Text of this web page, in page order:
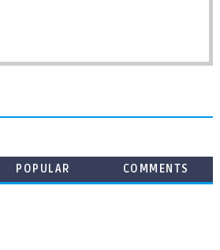
POPULAR COMMENTS